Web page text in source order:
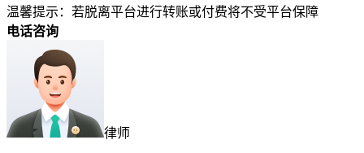
温馨提示：若脱离平台进行转账或付费将不受平台保障
电话咨询
律师